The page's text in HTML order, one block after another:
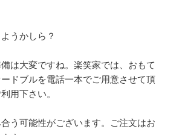
うかしら？
は大変ですね。楽笑家では、おもて
ドブルを電話一本でご用意させて頂
用下さい。
う可能性がございます。ご注文はお